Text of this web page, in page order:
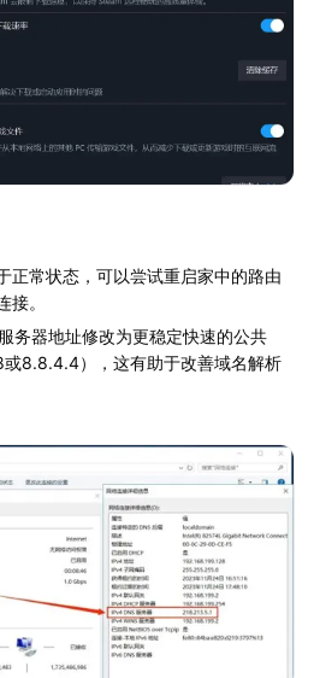
正常状态，可以尝试重启家中的路由
。
务器地址修改为更稳定快速的公共
8.8.4.4），这有助于改善域名解析